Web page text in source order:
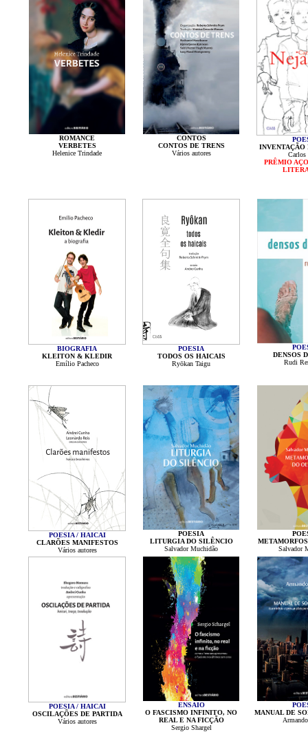
ROMANCE
VERBETES
Helenice Trindade
CONTOS
CONTOS DE TRENS
Vários autores
INVENTAÇÃO
Carlos
PRÊMIO
BIOGRAFIA
KLEITON & KLEDIR
Emílio Pacheco
POESIA
TODOS OS HAICAIS
Ryōkan Taigu
DENSOS
Rudi
POESIA / HAICAI
CLARÕES MANIFESTOS
Vários autores
POESIA
LITURGIA DO SILÊNCIO
Salvador Muchidão
Salvador
POESIA / HAICAI
OSCILAÇÕES DE PARTIDA
Vários autores
ENSAIO
O FASCISMO INFINITO, NO
REAL E NA FICÇÃO
Sergio Shargel
MANUAL DE